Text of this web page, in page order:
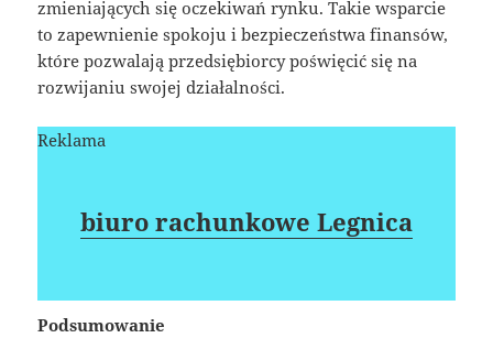
zmieniających się oczekiwań rynku. Takie wsparcie
to zapewnienie spokoju i bezpieczeństwa finansów,
które pozwalają przedsiębiorcy poświęcić się na
rozwijaniu swojej działalności.
Reklama
biuro rachunkowe Legnica
Podsumowanie